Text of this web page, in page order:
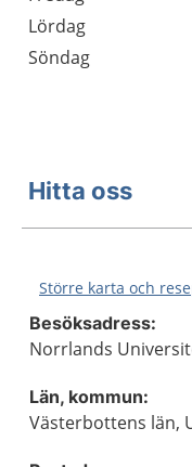
Lördag
Söndag
Hitta oss
Större karta och
Besöksadress:
Norrlands
Län, kommun:
Västerbottens län,